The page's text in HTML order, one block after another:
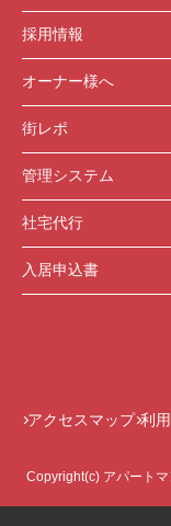
採用情報
オーナー様へ
街レポ
管理システム
社宅代行
入居申込書
アクセスマップ 利
Copyright(c) アパート